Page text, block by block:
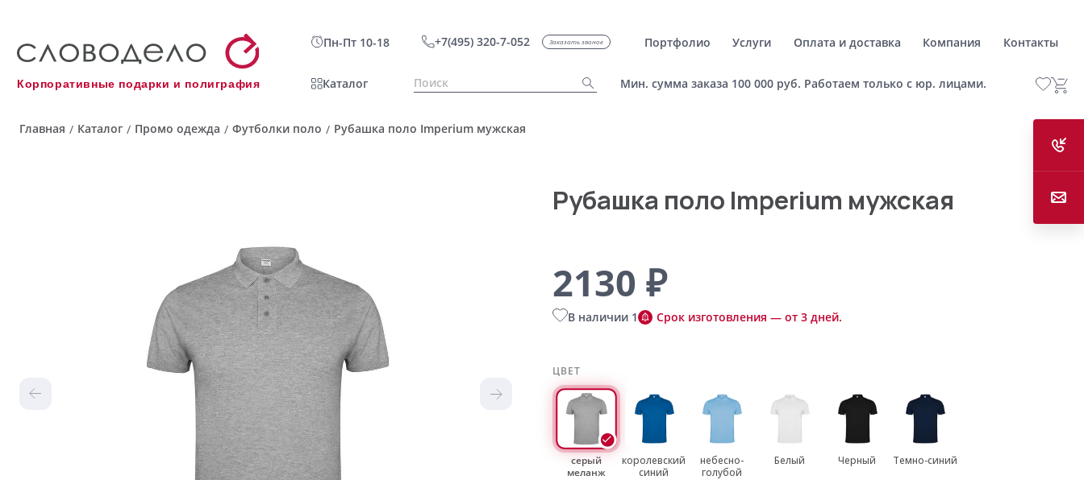
Корпоративные подарки и полиграфия
Пн-Пт 10-18 +7(495) 320-7-052 Заказать звонок Портфолио Услуги Оплата и доставка Компания Контакты
Каталог Мин. сумма заказа 100 000 руб. Работаем только с юр. лицами.
Главная / Каталог / Промо одежда / Футболки поло / Рубашка поло Imperium мужская
Рубашка поло Imperium мужская
2130 ₽
В наличии 1 Срок изготовления — от 3 дней.
ЦВЕТ
серый
меланж
королевский
синий
небесно-
голубой
Белый Черный Темно-синий